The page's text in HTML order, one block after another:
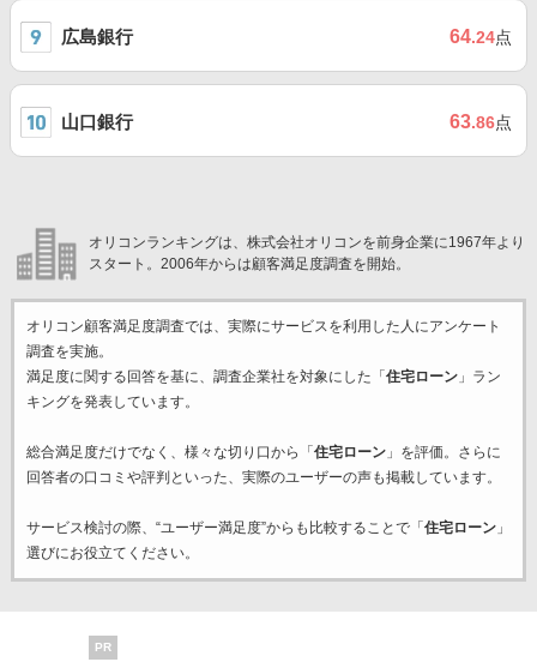
広島銀行 64.24点
山口銀行 63.86点
オリコンランキングは、株式会社オリコンを前身企業に1967年より
スタート。2006年からは顧客満足度調査を開始。
オリコン顧客満足度調査では、実際にサービスを利用した 人にアンケート
調査を実施。
満足度に関する回答を基に、調査企業社を対象にした「 住宅ローン」ラン
キングを発表しています。
総合満足度だけでなく、様々な切り口から「 住宅ローン」を評価。さらに
回答者の口コミや評判といった、実際のユーザーの声も掲載しています。
サービス検討の際、“ユーザー満足度”からも比較することで「 住宅ローン」
選びにお役立てください。
PR